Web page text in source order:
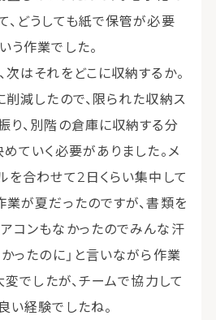
、どうしても紙で保管が必要
う作業でした。
次はそれをどこに収納するか。
削減したので、限られた収納ス
り、別階の倉庫に収納する分
ていく必要がありました。メ
を合わせて2日くらい集中して
業が夏だったのですが、書類を
コンもなかったのでみんな汗
ったのに」と言いながら作業
変でしたが、チームで協力して
い経験でしたね。